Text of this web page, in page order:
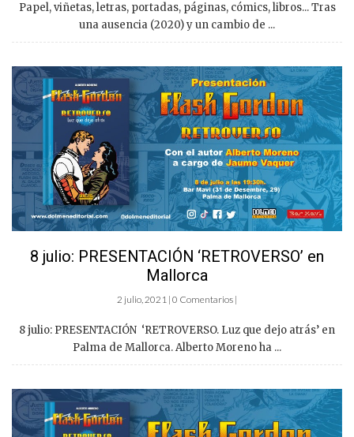
Papel, viñetas, letras, portadas, páginas, cómics, libros... Tras
una ausencia (2020) y un cambio de ...
8 julio: PRESENTACIÓN ‘RETROVERSO’ en
Mallorca
2 julio, 2021 | 0 Comentarios |
8 julio: PRESENTACIÓN ‘RETROVERSO. Luz que dejo atrás’ en
Palma de Mallorca. Alberto Moreno ha ...